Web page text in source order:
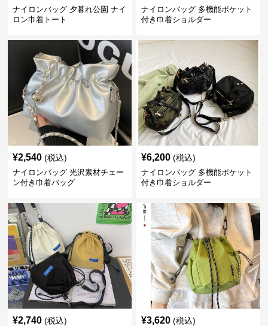
ナイロンバッグ 夕暮れ公園 ナイ
ロン巾着トート
ナイロンバッグ 多機能ポケット
付き巾着ショルダー
¥2,540 (税込)
ナイロンバッグ 光沢素材チェー
ン付き巾着バッグ
¥6,200 (税込)
ナイロンバッグ 多機能ポケット
付き巾着ショルダー
¥2,740 (税込) ¥3,620 (税込)